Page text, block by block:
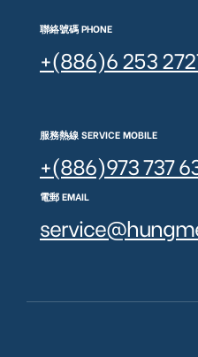
聯絡號碼 PHONE
+(886)6 253
服務熱線 SERVICE MOBILE
+(886)973 737
電郵 EMAIL